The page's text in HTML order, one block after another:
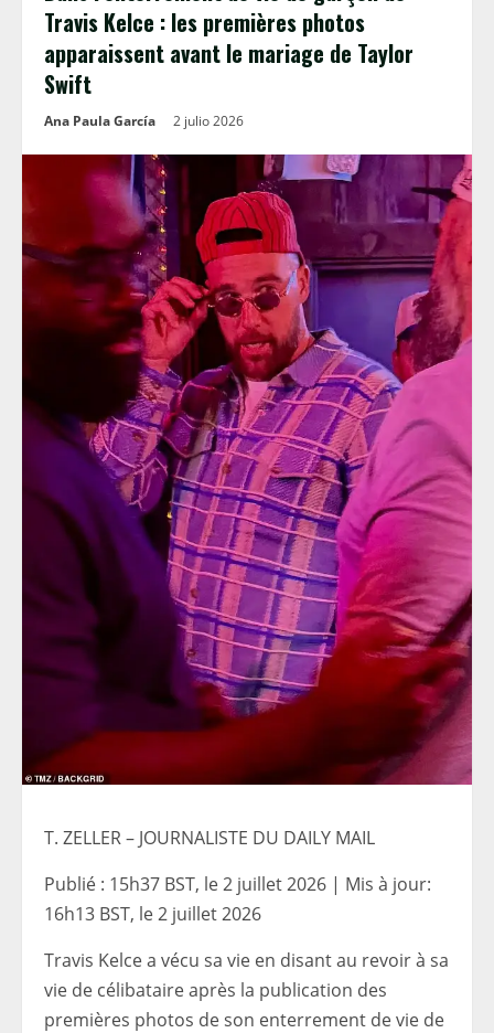
Travis Kelce : les premières photos
apparaissent avant le mariage de Taylor
Swift
Ana Paula García 2 julio 2026
T. ZELLER – JOURNALISTE DU DAILY MAIL
Publié : 15h37 BST, le 2 juillet 2026 | Mis à jour:
16h13 BST, le 2 juillet 2026
Travis Kelce a vécu sa vie en disant au revoir à sa
vie de célibataire après la publication des
premières photos de son enterrement de vie de